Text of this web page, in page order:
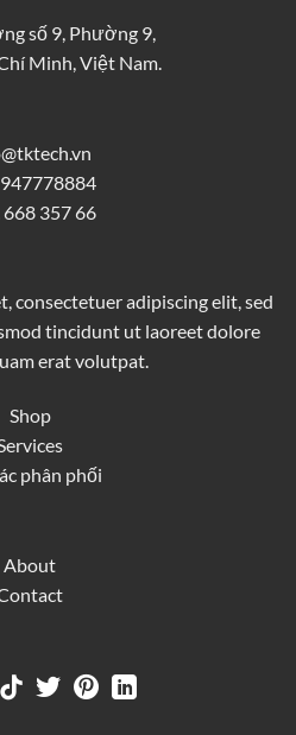
số 9, Phường 9,
Minh, Việt Nam.
668 357 66
consectetuer adipiscing elit, sed
tincidunt ut laoreet dolore
erat volutpat.
Shop
phân phối
About